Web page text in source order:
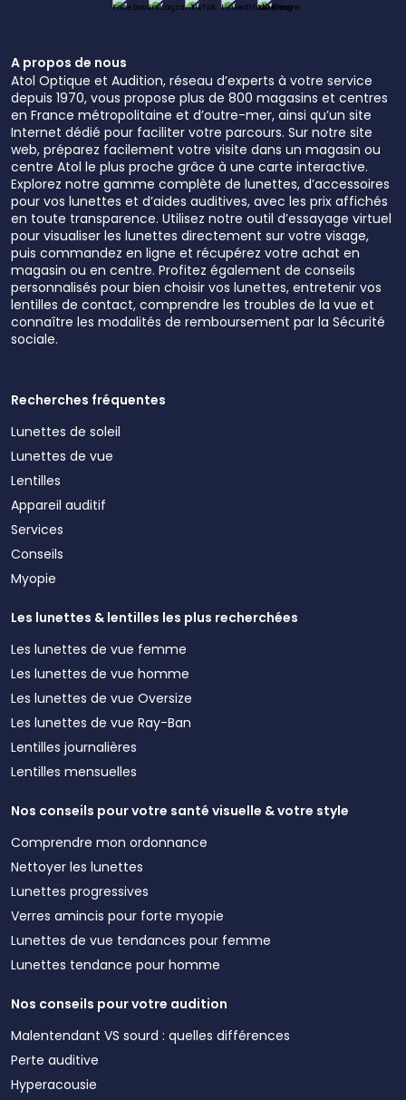
A propos de nous
Atol Optique et Audition, réseau d’experts à votre service
depuis 1970, vous propose plus de 800 magasins et centres
en France métropolitaine et d’outre-mer, ainsi qu’un site
Internet dédié pour faciliter votre parcours. Sur notre site
web, préparez facilement votre visite dans un magasin ou
centre Atol le plus proche grâce à une carte interactive.
Explorez notre gamme complète de lunettes, d’accessoires
pour vos lunettes et d’aides auditives, avec les prix affichés
en toute transparence. Utilisez notre outil d’essayage virtuel
pour visualiser les lunettes directement sur votre visage,
puis commandez en ligne et récupérez votre achat en
magasin ou en centre. Profitez également de conseils
personnalisés pour bien choisir vos lunettes, entretenir vos
lentilles de contact, comprendre les troubles de la vue et
connaître les modalités de remboursement par la Sécurité
sociale.
Recherches fréquentes
Lunettes de soleil
Lunettes de vue
Lentilles
Appareil auditif
Services
Conseils
Myopie
Les lunettes & lentilles les plus recherchées
Les lunettes de vue femme
Les lunettes de vue homme
Les lunettes de vue Oversize
Les lunettes de vue Ray-Ban
Lentilles journalières
Lentilles mensuelles
Nos conseils pour votre santé visuelle & votre style
Comprendre mon ordonnance
Nettoyer les lunettes
Lunettes progressives
Verres amincis pour forte myopie
Lunettes de vue tendances pour femme
Lunettes tendance pour homme
Nos conseils pour votre audition
Malentendant VS sourd : quelles différences
Perte auditive
Hyperacousie